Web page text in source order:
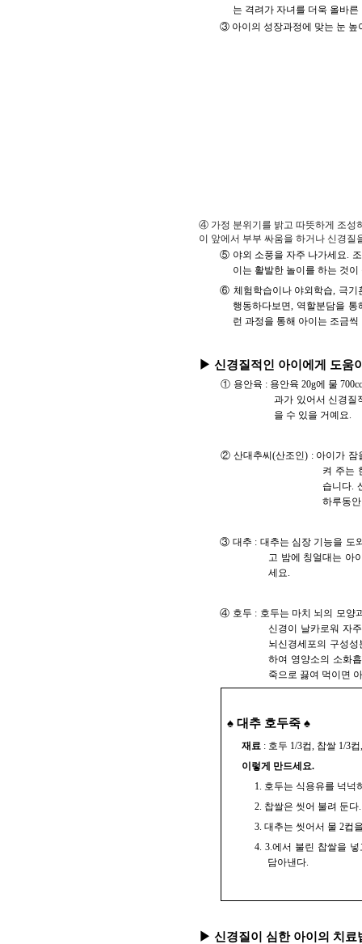
는 격려가 자녀를 더욱 올바
③ 아이의 성장과정에 맞는 눈 높
④ 가정 분위기를 밝고 따뜻하게 조성
이 앞에서 부부 싸움을 하거나 신경
⑤ 야외 소풍을 자주 나가세요.
이는 활발한 놀이를 하는 것이
⑥ 체험학습이나 야외학습, 극기
행동하다보면, 역할분담을
런 과정을 통해 아이는 조금
▶ 신경질적인 아이에게 도움
① 용안육 : 용안육 20g에 물
과가 있어서 신경질
을 수 있을 거예요.
② 산대추씨(산조인) : 아이가 잠
켜 주는
습니다.
하루동
③ 대추 : 대추는 심장 기능을 도
고 밤에 칭얼대는 아
세요.
④ 호두 : 호두는 마치 뇌의 모양
신경이 날카로워 자
뇌신경세포의 구성성
하여 영양소의 소화
죽으로 끓여 먹이면
♠ 대추 호두죽 ♠
재료 : 호두 1/3컵, 찹쌀 1/3
이렇게 만드세요.
1. 호두는 식용유를 넉넉
2. 찹쌀은 씻어 불려 둔다.
3. 대추는 씻어서 물 2컵
4. 3.에서 불린 찹쌀을
담아낸다.
▶ 신경질이 심한 아이의 치료